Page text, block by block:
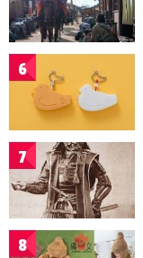
6
7
8